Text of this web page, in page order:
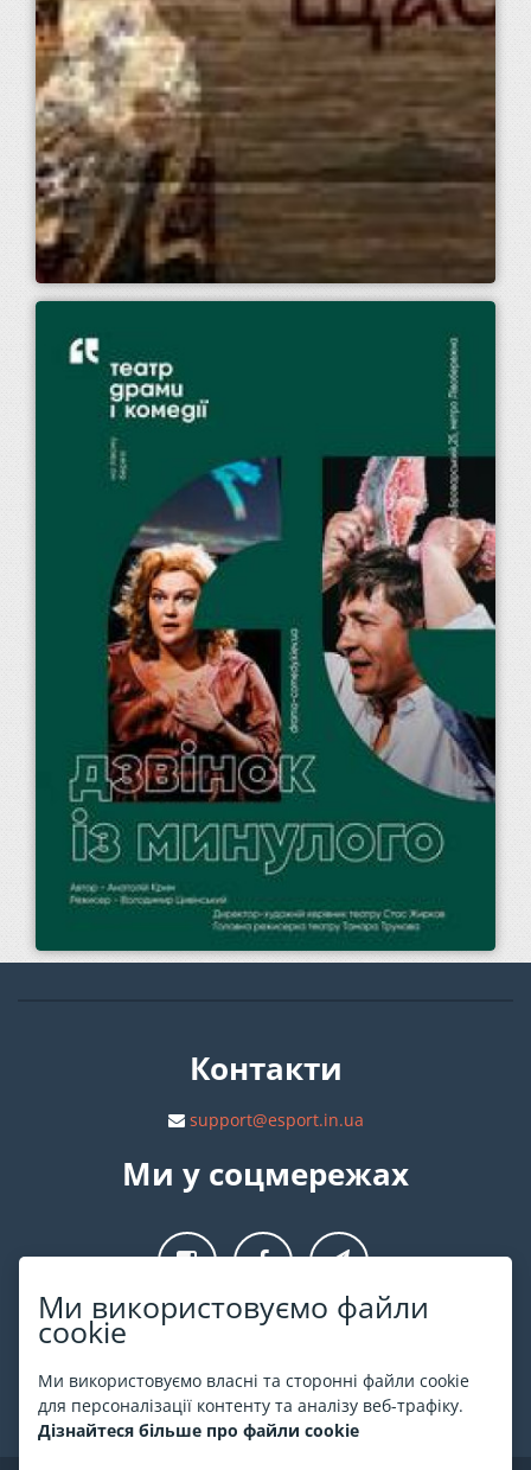
Ми використовуємо файли
cookie
Ми використовуємо власні та сторонні файли cookie
для персоналізації контенту та аналізу веб-трафіку.
Дізнайтеся більше про файли cookie
Контакти
support@esport.in.ua
Ми у соцмережах
Про ESPORT.in.ua
На ESPORT.in.ua представлена афіша Києва та інших міст
України. Всі квитки продаються офіційно. Ми працюємо
безпосередньо з касами.